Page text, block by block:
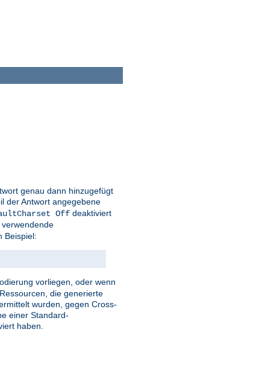
genau dann hinzugefügt
der Antwort angegebene
Off deaktiviert
verwendende
Beispiel:
vorliegen, oder wenn
die generierte
wurden, gegen Cross-
einer Standard-
haben.